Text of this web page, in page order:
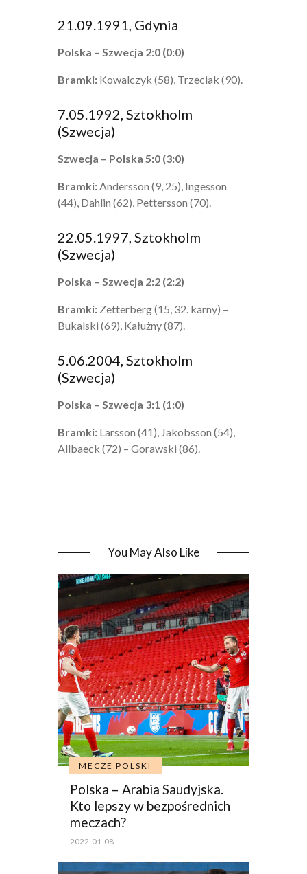
21.09.1991, Gdynia
Polska – Szwecja 2:0 (0:0)
Bramki: Kowalczyk (58), Trzeciak (90).
7.05.1992, Sztokholm
(Szwecja)
Szwecja – Polska 5:0 (3:0)
Bramki:Andersson (9, 25), Ingesson
(44), Dahlin (62), Pettersson (70).
22.05.1997, Sztokholm
(Szwecja)
Polska – Szwecja 2:2 (2:2)
Bramki: Zetterberg (15, 32. karny) –
Bukalski (69), Kałużny (87).
5.06.2004, Sztokholm
(Szwecja)
Polska – Szwecja 3:1 (1:0)
Bramki: Larsson (41), Jakobsson (54),
Allbaeck (72) – Gorawski (86).
You May Also Like
MECZE POLSKI
Polska – Arabia Saudyjska.
Kto lepszy w bezpośrednich
meczach?
2022-01-08